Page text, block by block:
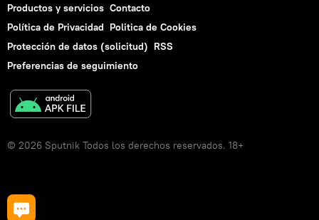
Productos y servicios Contacto
Política de Privacidad Politica de Cookies
Protección de datos (solicitud) RSS
Preferencias de seguimiento
© 2026 Sputnik Todos los derechos reservados. 18+